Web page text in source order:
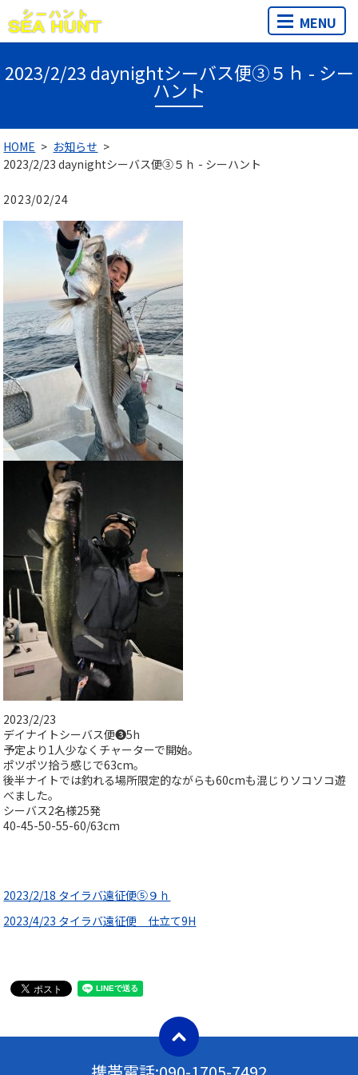
MENU
2023/2/23 daynightシーバス便③５ｈ - シー
ハント
HOME
お知らせ
2023/2/23 daynightシーバス便③５ｈ - シーハント
2023/02/24
2023/2/23
デイナイトシーバス便❸5h
予定より1人少なくチャーターで開始。
ポツポツ拾う感じで63cm。
後半ナイトでは釣れる場所限定的ながらも60cmも混じりソコソコ遊
べました。
シーバス2名様25発
40-45-50-55-60/63cm
2023/2/18 タイラバ遠征便⑤９ｈ
2023/4/23 タイラバ遠征便 仕立て9H